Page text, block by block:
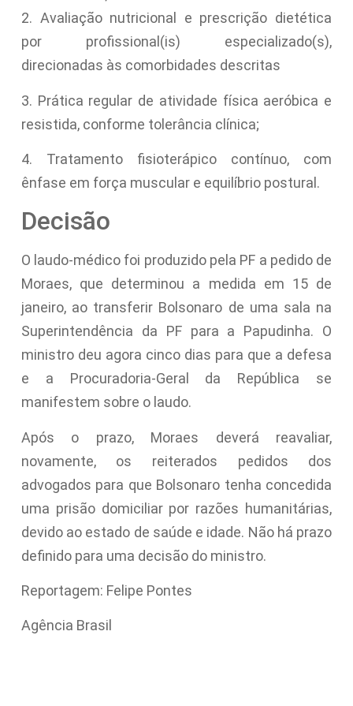
2. Avaliação nutricional e prescrição dietética
por profissional(is) especializado(s),
direcionadas às comorbidades descritas
3. Prática regular de atividade física aeróbica e
resistida, conforme tolerância clínica;
4. Tratamento fisioterápico contínuo, com
ênfase em força muscular e equilíbrio postural.
Decisão
O laudo-médico foi produzido pela PF a pedido de
Moraes, que determinou a medida em 15 de
janeiro, ao transferir Bolsonaro de uma sala na
Superintendência da PF para a Papudinha. O
ministro deu agora cinco dias para que a defesa
e a Procuradoria-Geral da República se
manifestem sobre o laudo.
Após o prazo, Moraes deverá reavaliar,
novamente, os reiterados pedidos dos
advogados para que Bolsonaro tenha concedida
uma prisão domiciliar por razões humanitárias,
devido ao estado de saúde e idade. Não há prazo
definido para uma decisão do ministro.
Reportagem: Felipe Pontes
Agência Brasil